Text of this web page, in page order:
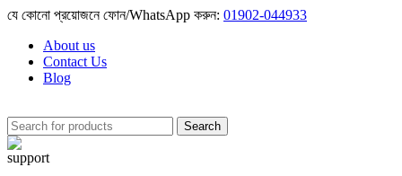
যে কোনো প্রয়োজনে ফোন/WhatsApp করুন: 01902-044933
About us
Contact Us
Blog
Search